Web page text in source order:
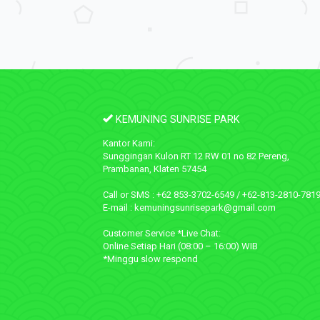
KEMUNING SUNRISE PARK
Kantor Kami:
Sunggingan Kulon RT 12 RW 01 no 82 Pereng,
Prambanan, Klaten 57454
Call or SMS : +62 853-3702-6549 / +62-813-2810-7819
E-mail : kemuningsunrisepark@gmail.com
Customer Service *Live Chat:
Online Setiap Hari (08:00 – 16:00) WIB
*Minggu slow respond